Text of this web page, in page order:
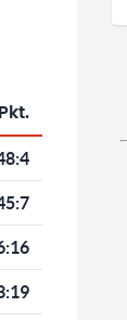
Pkt.